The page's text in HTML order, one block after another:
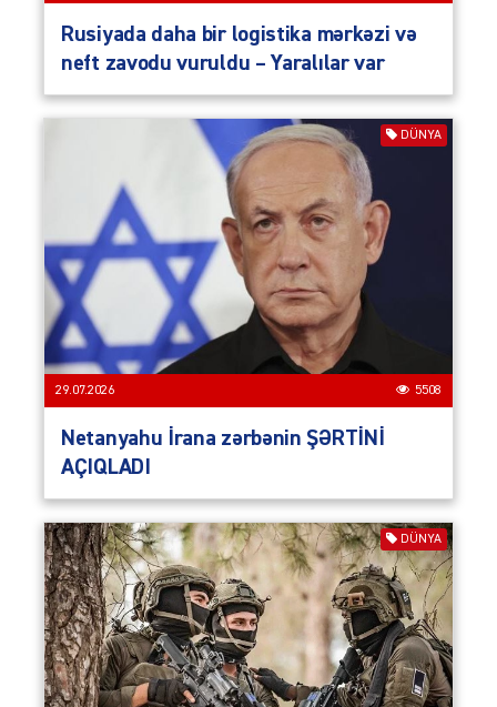
Rusiyada daha bir logistika mərkəzi və
neft zavodu vuruldu – Yaralılar var
DÜNYA
29.07.2026 5508
Netanyahu İrana zərbənin ŞƏRTİNİ
AÇIQLADI
DÜNYA